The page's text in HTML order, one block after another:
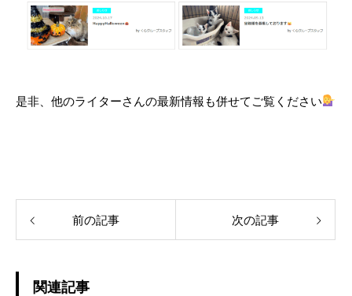
是非、他のライターさんの最新情報も併せてご覧ください
前の記事 次の記事
関連記事